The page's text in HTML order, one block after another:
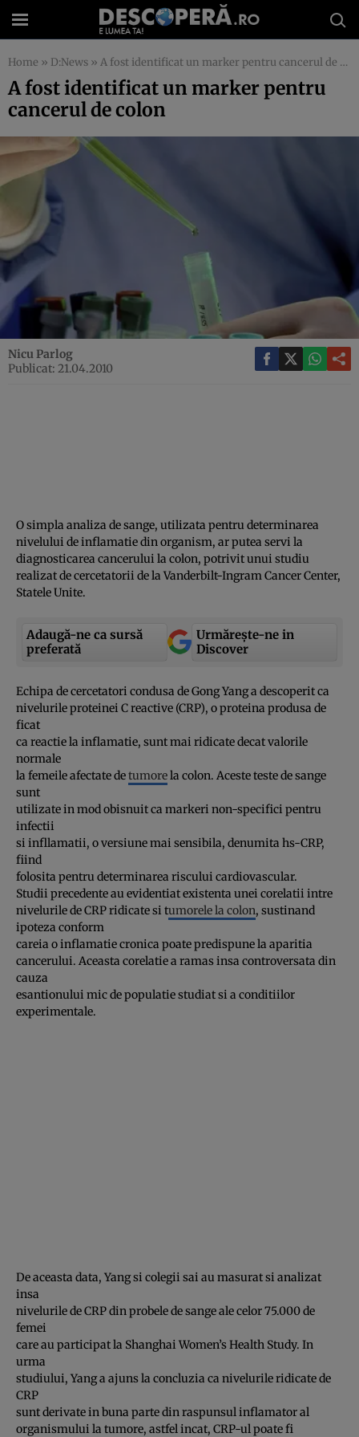
Home » D:News » A fost identificat un marker pentru cancerul de colon
A fost identificat un marker pentru
cancerul de colon
Nicu Parlog
Publicat: 21.04.2010
O simpla analiza de sange, utilizata pentru determinarea
nivelului de inflamatie din organism, ar putea servi la
diagnosticarea cancerului la colon, potrivit unui studiu
realizat de cercetatorii de la Vanderbilt-Ingram Cancer Center,
Statele Unite.
Adaugă-ne ca sursă
preferată
Urmărește-ne in
Discover
Echipa de cercetatori condusa de Gong Yang a descoperit ca
nivelurile proteinei C reactive (CRP), o proteina produsa de
ficat
ca reactie la inflamatie, sunt mai ridicate decat valorile
normale
la femeile afectate detumorela colon. Aceste teste de sange
sunt
utilizate in mod obisnuit ca markeri non-specifici pentru
infectii
si infllamatii, o versiune mai sensibila, denumita hs-CRP,
fiind
folosita pentru determinarea riscului cardiovascular.
Studii precedente au evidentiat existenta unei corelatii intre
nivelurile de CRP ridicate si tumorele la colon, sustinand
ipoteza conform
careia o inflamatie cronica poate predispune la aparitia
cancerului. Aceasta corelatie a ramas insa controversata din
cauza
esantionului mic de populatie studiat si a conditiilor
experimentale.
De aceasta data, Yang si colegii sai au masurat si analizat
insa
nivelurile de CRP din probele de sange ale celor 75.000 de
femei
care au participat la Shanghai Women’s Health Study. In
urma
studiului, Yang a ajuns la concluzia ca nivelurile ridicate de
CRP
sunt derivate in buna parte din raspunsul inflamator al
organismului la tumore, astfel incat, CRP-ul poate fi